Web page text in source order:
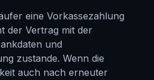
eine Vorkassezahlung
der Vertrag mit der
und
zustande. Wenn die
auch nach erneuter